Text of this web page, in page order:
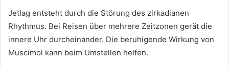
Jetlag entsteht durch die Störung des zirkadianen
Rhythmus. Bei Reisen über mehrere Zeitzonen gerät die
innere Uhr durcheinander. Die beruhigende Wirkung von
Muscimol kann beim Umstellen helfen.